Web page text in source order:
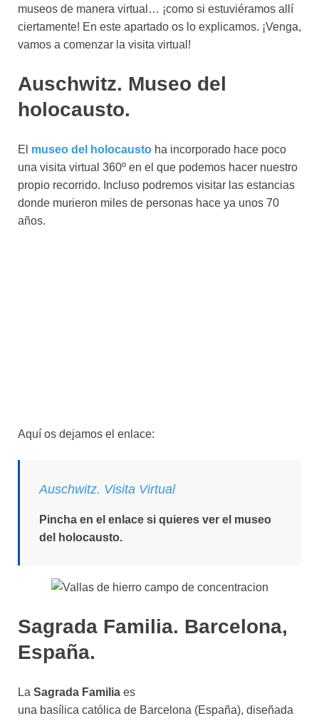
museos de manera virtual… ¡como si estuviéramos allí
ciertamente! En este apartado os lo explicamos. ¡Venga,
vamos a comenzar la visita virtual!
Auschwitz. Museo del
holocausto.
El museo del holocausto ha incorporado hace poco
una visita virtual 360º en el que podemos hacer nuestro
propio recorrido. Incluso podremos visitar las estancias
donde murieron miles de personas hace ya unos 70
años.
Aquí os dejamos el enlace:
Auschwitz. Visita Virtual
Pincha en el enlace si quieres ver el museo
del holocausto.
Sagrada Familia. Barcelona,
España.
La Sagrada Familia es
una basílica católica de Barcelona (España), diseñada